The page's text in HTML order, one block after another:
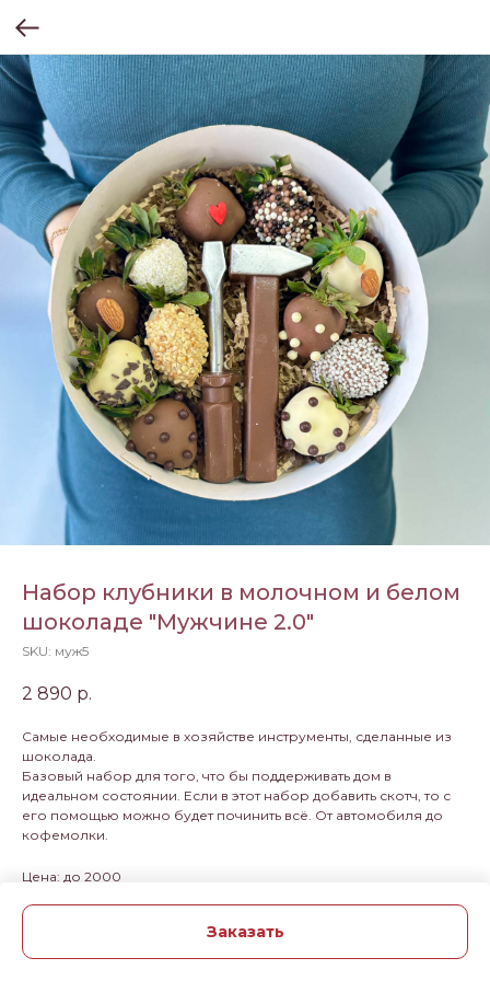
Набор клубники в молочном и белом
шоколаде "Мужчине 2.0"
SKU: муж5
2 890 р.
Заказать
Самые необходимые в хозяйстве инструменты, сделанные из
шоколада.
Базовый набор для того, что бы поддерживать дом в
идеальном состоянии. Если в этот набор добавить скотч, то с
его помощью можно будет починить всё. От автомобиля до
кофемолки.
Цена: до 2000